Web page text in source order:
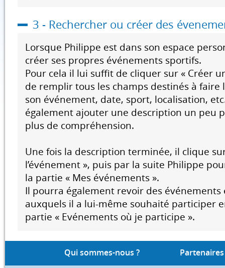
3 - Rechercher ou créer des
Lorsque Philippe est dans son espace
créer ses propres événements sportifs.
Pour cela il lui suffit de cliquer sur « Créer
de remplir tous les champs destinés à
son événement, date, sport, localisation,
également ajouter une description un peu
plus de compréhension.
Une fois la description terminée, il clique
l’événement », puis par la suite Philippe
la partie « Mes événements ».
Il pourra également revoir des événements
auxquels il a lui-même souhaité participer
partie « Evénements où je participe ».
Qui sommes-nous ? Partenaires